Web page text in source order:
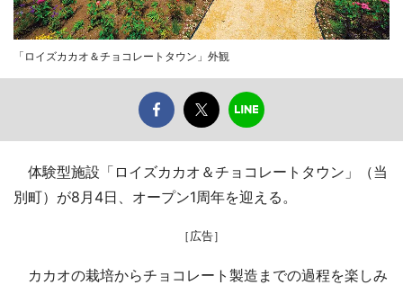
「ロイズカカオ＆チョコレートタウン」外観
体験型施設「ロイズカカオ＆チョコレートタウン」（当
別町）が8月4日、オープン1周年を迎える。
［広告］
カカオの栽培からチョコレート製造までの過程を楽しみ